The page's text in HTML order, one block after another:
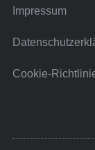
Impressum
Cookie-